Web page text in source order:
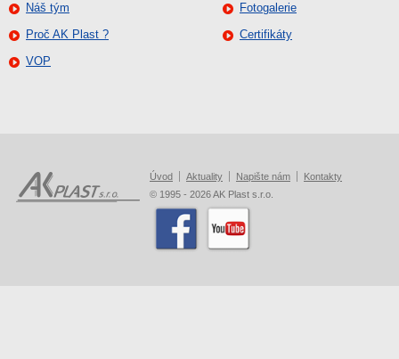
Náš tým
Proč AK Plast ?
VOP
Fotogalerie
Certifikáty
Úvod Aktuality Napište nám
Kontakty
© 1995 - 2026 AK Plast s.r.o.